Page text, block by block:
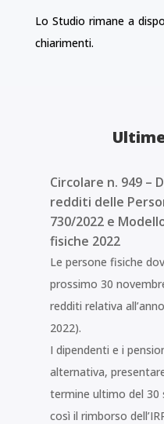
Lo Studio rimane a
chiarimenti.
Circolare n. 949 –
redditi delle
730/2022 e
fisiche 2022
Le persone fisiche
prossimo 30
redditi relativa
2022).
I dipendenti e i
alternativa,
termine ultimo del
così il rimborso